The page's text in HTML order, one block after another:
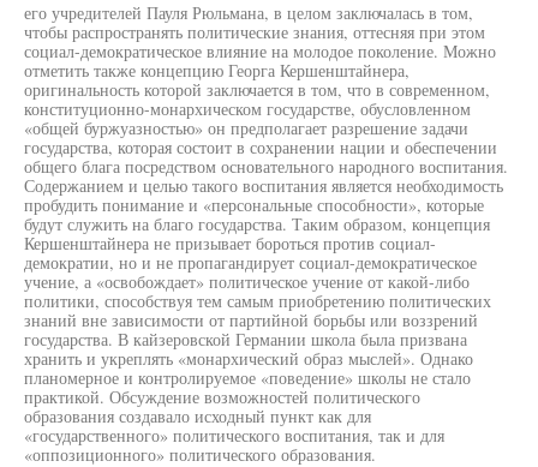
его учредителей Пауля Рюльмана, в целом заключалась в том,
чтобы распространять политические знания, оттесняя при этом
социал-демократическое влияние на молодое поколение. Можно
отметить также концепцию Георга Кершенштайнера,
оригинальность которой заключается в том, что в современном,
конституционно-монархическом государстве, обусловленном
«общей буржуазностью» он предполагает разрешение задачи
государства, которая состоит в сохранении нации и обеспечении
общего блага посредством основательного народного воспитания.
Содержанием и целью такого воспитания является необходимость
пробудить понимание и «персональные способности», которые
будут служить на благо государства. Таким образом, концепция
Кершенштайнера не призывает бороться против социал-
демократии, но и не пропагандирует социал-демократическое
учение, а «освобождает» политическое учение от какой-либо
политики, способствуя тем самым приобретению политических
знаний вне зависимости от партийной борьбы или воззрений
государства. В кайзеровской Германии школа была призвана
хранить и укреплять «монархический образ мыслей». Однако
планомерное и контролируемое «поведение» школы не стало
практикой. Обсуждение возможностей политического
образования создавало исходный пункт как для
«государственного» политического воспитания, так и для
«оппозиционного» политического образования.